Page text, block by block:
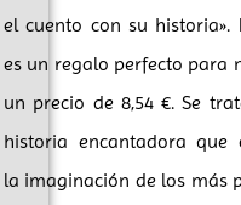
el cuento con su historia».
es un regalo perfecto para
un precio de 8,54 €. Se
historia encantadora que
la imaginación de los más